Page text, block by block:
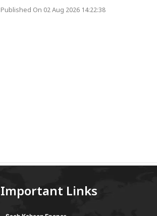
Published On 02 Aug 2026 14:22:38
Important Links